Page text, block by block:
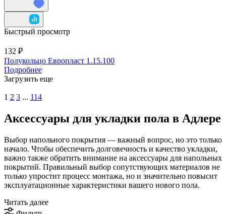
Быстрый просмотр
132 ₽
Полукольцо Европласт 1.15.100
Подробнее
Загрузить еще
1 2 3 ... 114
Аксессуары для укладки пола в Адлере
Выбор напольного покрытия — важный вопрос, но это только
начало. Чтобы обеспечить долговечность и качество укладки,
важно также обратить внимание на аксессуары для напольных
покрытий. Правильный выбор сопутствующих материалов не
только упростит процесс монтажа, но и значительно повысит
эксплуатационные характеристики вашего нового пола.
Читать далее